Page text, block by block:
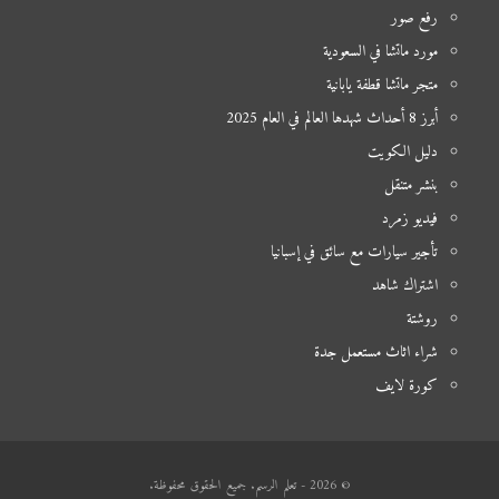
رفع صور
مورد ماتشا في السعودية
متجر ماتشا قطفة يابانية
أبرز 8 أحداث شهدها العالم في العام 2025
دليل الكويت
بنشر متنقل
فيديو زمرد
تأجير سيارات مع سائق في إسبانيا
اشتراك شاهد
روشتة
شراء اثاث مستعمل جدة
كورة لايف
© 2026 - تعلم الرسم. جميع الحقوق محفوظة.